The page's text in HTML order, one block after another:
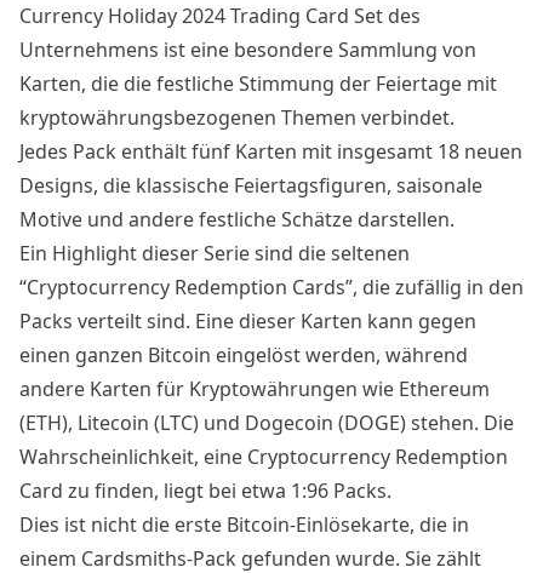
Currency Holiday 2024 Trading Card Set des
Unternehmens ist eine besondere Sammlung von
Karten, die die festliche Stimmung der Feiertage mit
kryptowährungsbezogenen Themen verbindet.
Jedes Pack enthält fünf Karten mit insgesamt 18 neuen
Designs, die klassische Feiertagsfiguren, saisonale
Motive und andere festliche Schätze darstellen.
Ein Highlight dieser Serie sind die seltenen
“Cryptocurrency Redemption Cards”, die zufällig in den
Packs verteilt sind. Eine dieser Karten kann gegen
einen ganzen Bitcoin eingelöst werden, während
andere Karten für Kryptowährungen wie Ethereum
(ETH), Litecoin (LTC) und Dogecoin (DOGE) stehen. Die
Wahrscheinlichkeit, eine Cryptocurrency Redemption
Card zu finden, liegt bei etwa 1:96 Packs.
Dies ist nicht die erste Bitcoin-Einlösekarte, die in
einem Cardsmiths-Pack gefunden wurde. Sie zählt